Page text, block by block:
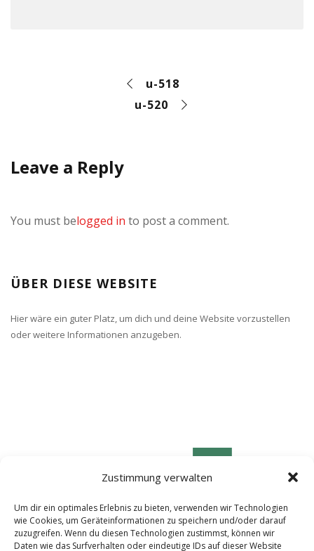
Zustimmung verwalten
Um dir ein optimales Erlebnis zu bieten, verwenden wir Technologien
wie Cookies, um Geräteinformationen zu speichern und/oder darauf
zuzugreifen. Wenn du diesen Technologien zustimmst, können wir
Daten wie das Surfverhalten oder eindeutige IDs auf dieser Website
u-518
u-520
Leave a Reply
You must belogged in to post a comment.
ÜBER DIESE WEBSITE
Hier wäre ein guter Platz, um dich und deine Website vorzustellen
oder weitere Informationen anzugeben.